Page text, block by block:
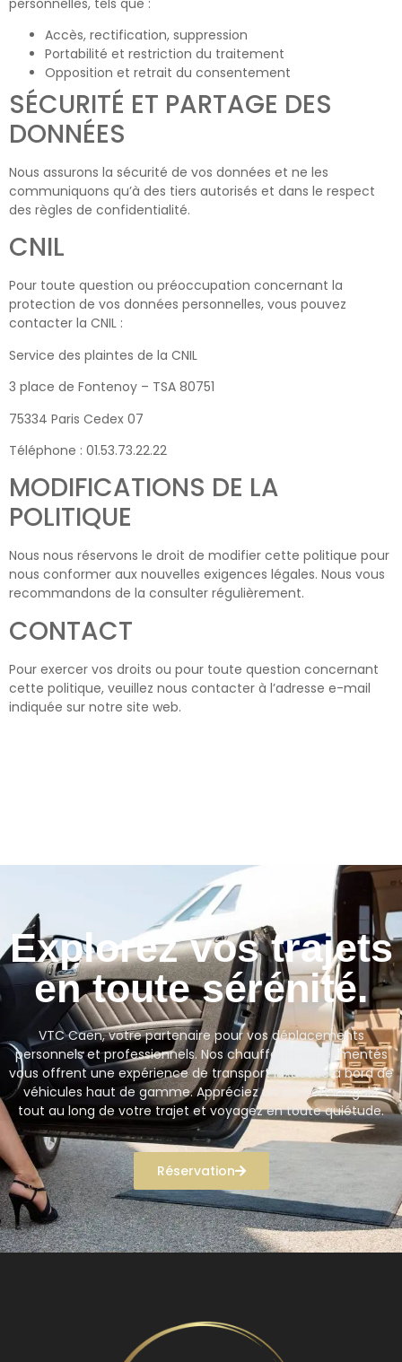
Accès, rectification, suppression
Portabilité et restriction du traitement
Opposition et retrait du consentement
SÉCURITÉ ET PARTAGE DES
DONNÉES
Nous assurons la sécurité de vos données et ne les
communiquons qu’à des tiers autorisés et dans le respect
des règles de confidentialité.
CNIL
Pour toute question ou préoccupation concernant la
protection de vos données personnelles, vous pouvez
contacter la CNIL :
Service des plaintes de la CNIL
3 place de Fontenoy – TSA 80751
75334 Paris Cedex 07
Téléphone : 01.53.73.22.22
MODIFICATIONS DE LA
POLITIQUE
Nous nous réservons le droit de modifier cette politique pour
nous conformer aux nouvelles exigences légales. Nous vous
recommandons de la consulter régulièrement.
CONTACT
Pour exercer vos droits ou pour toute question concernant
cette politique, veuillez nous contacter à l’adresse e-mail
indiquée sur notre site web.
Explorez vos trajets
en toute sérénité.
VTC Caen, votre partenaire pour vos déplacements
personnels et professionnels. Nos chauffeurs expérimentés
vous offrent une expérience de transport luxueuse à bord de
véhicules haut de gamme. Appréciez un confort inégalé
tout au long de votre trajet et voyagez en toute quiétude.
Réservation